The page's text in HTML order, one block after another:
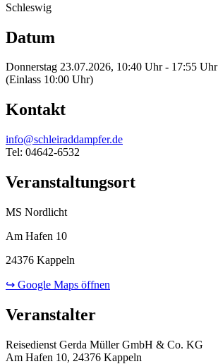
Schleswig
Datum
Donnerstag 23.07.2026, 10:40 Uhr - 17:55 Uhr
(Einlass 10:00 Uhr)
Kontakt
info@schleiraddampfer.de
Tel: 04642-6532
Veranstaltungsort
MS Nordlicht
Am Hafen 10
24376 Kappeln
↪ Google Maps öffnen
Veranstalter
Reisedienst Gerda Müller GmbH & Co. KG
Am Hafen 10, 24376 Kappeln